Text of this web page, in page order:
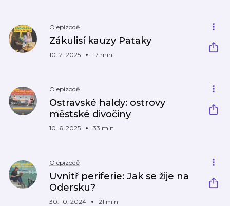
O epizodě
Zákulisí kauzy Pataky
10. 2. 2025 17 min
O epizodě
Ostravské haldy: ostrovy
městské divočiny
10. 6. 2025 33 min
O epizodě
Uvnitř periferie: Jak se žije na
Odersku?
30. 10. 2024 21 min